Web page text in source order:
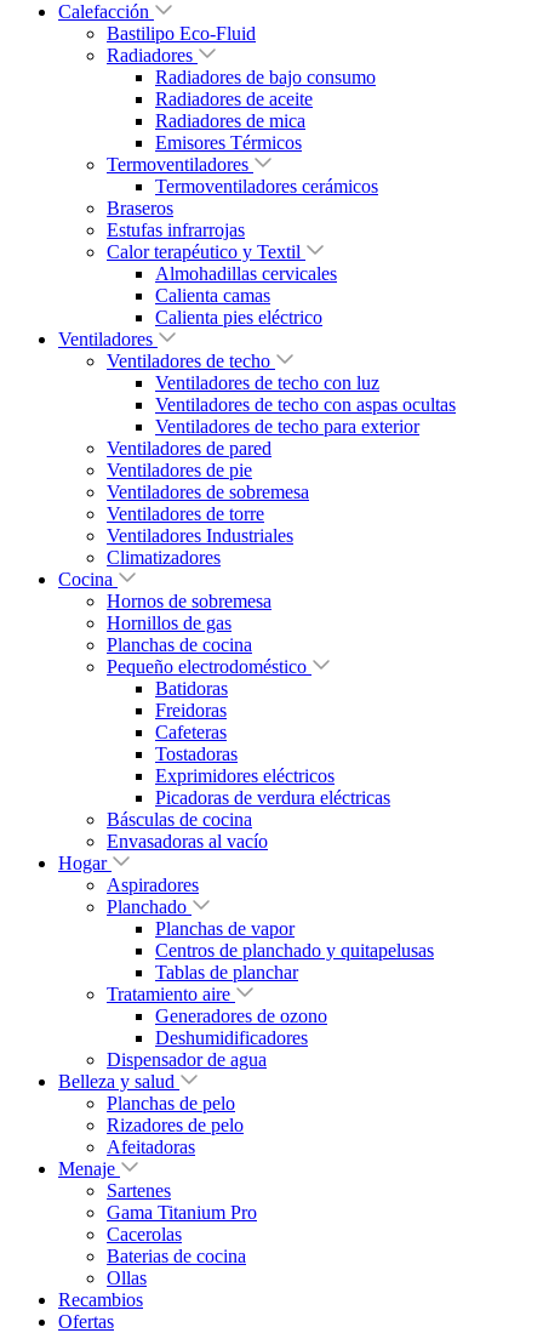
Calefacción
Bastilipo Eco-Fluid
Radiadores
Radiadores de bajo consumo
Radiadores de aceite
Radiadores de mica
Emisores Térmicos
Termoventiladores
Termoventiladores cerámicos
Braseros
Estufas infrarrojas
Calor terapéutico y Textil
Almohadillas cervicales
Calienta camas
Calienta pies eléctrico
Ventiladores
Ventiladores de techo
Ventiladores de techo con luz
Ventiladores de techo con aspas ocultas
Ventiladores de techo para exterior
Ventiladores de pared
Ventiladores de pie
Ventiladores de sobremesa
Ventiladores de torre
Ventiladores Industriales
Climatizadores
Cocina
Hornos de sobremesa
Hornillos de gas
Planchas de cocina
Pequeño electrodoméstico
Batidoras
Freidoras
Cafeteras
Tostadoras
Exprimidores eléctricos
Picadoras de verdura eléctricas
Básculas de cocina
Envasadoras al vacío
Hogar
Aspiradores
Planchado
Planchas de vapor
Centros de planchado y quitapelusas
Tablas de planchar
Tratamiento aire
Generadores de ozono
Deshumidificadores
Dispensador de agua
Belleza y salud
Planchas de pelo
Rizadores de pelo
Afeitadoras
Menaje
Sartenes
Gama Titanium Pro
Cacerolas
Baterias de cocina
Ollas
Recambios
Ofertas